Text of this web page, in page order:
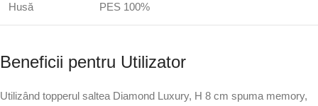
Husă PES 100%
Beneficii pentru Utilizator
Utilizând topperul saltea Diamond Luxury, H 8 cm spuma memory,